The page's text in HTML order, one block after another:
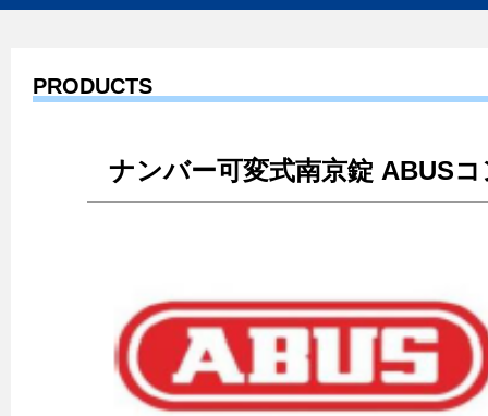
PRODUCTS
ナンバー可変式南京錠 ABUS